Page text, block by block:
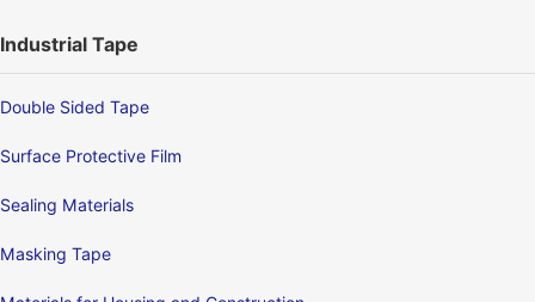
Industrial Tape
Double Sided Tape
Surface Protective Film
Sealing Materials
Masking Tape